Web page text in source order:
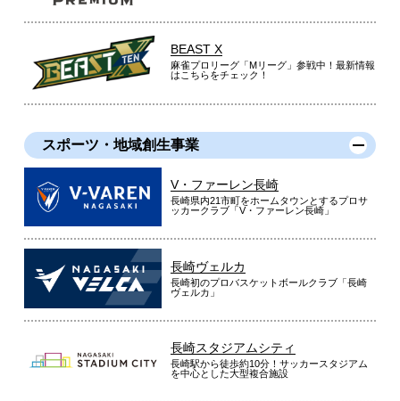
BEAST X
麻雀プロリーグ「Mリーグ」参戦中！最新情報
はこちらをチェック！
スポーツ・地域創生事業
V・ファーレン長崎
長崎県内21市町をホームタウンとするプロサ
ッカークラブ「V・ファーレン長崎」
長崎ヴェルカ
長崎初のプロバスケットボールクラブ「長崎
ヴェルカ」
長崎スタジアムシティ
長崎駅から徒歩約10分！サッカースタジアム
を中心とした大型複合施設